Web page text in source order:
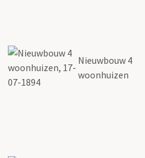
Nieuwbouw 4
woonhuizen